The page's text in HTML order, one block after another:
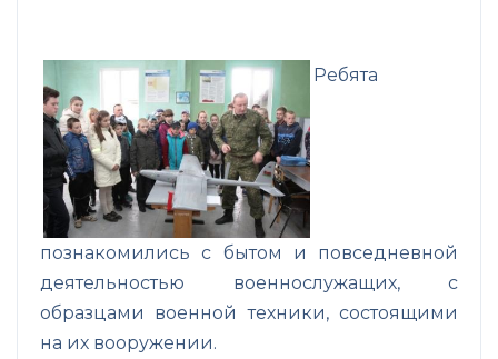
Ребята
познакомились с бытом и повседневной
деятельностью военнослужащих, с
образцами военной техники, состоящими
на их вооружении.